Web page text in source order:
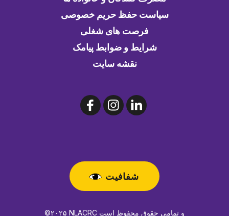
سیاست حفظ حریم خصوصی
فرصت های شغلی
شرایط و ضوابط پیامک
نقشه سایت
شفافیت
©۲۰۲۵ NLACRC و تمامی حقوق محفوظ است